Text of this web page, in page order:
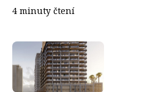
4 minuty čtení